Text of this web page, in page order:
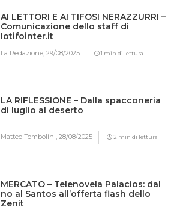
AI LETTORI E AI TIFOSI NERAZZURRI –
Comunicazione dello staff di
Iotifointer.it
La Redazione,29/08/2025 1 min di lettura
LA RIFLESSIONE – Dalla spacconeria
di luglio al deserto
Matteo Tombolini,28/08/2025 2 min di lettura
MERCATO – Telenovela Palacios: dal
no al Santos all’offerta flash dello
Zenit